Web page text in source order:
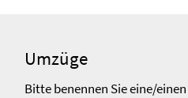
Umzüge
Bitte benennen Sie eine/einen